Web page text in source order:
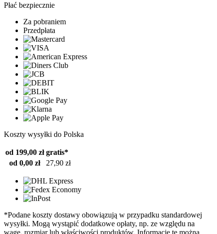
Płać bezpiecznie
Za pobraniem
Przedpłata
Koszty wysyłki do Polska
od 199,00 zł gratis*
od 0,00 zł
27,90 zł
*Podane koszty dostawy obowiązują w przypadku standardowej
wysyłki. Mogą wystąpić dodatkowe opłaty, np. ze względu na
wagę, rozmiar lub właściwości produktów. Informacje te można